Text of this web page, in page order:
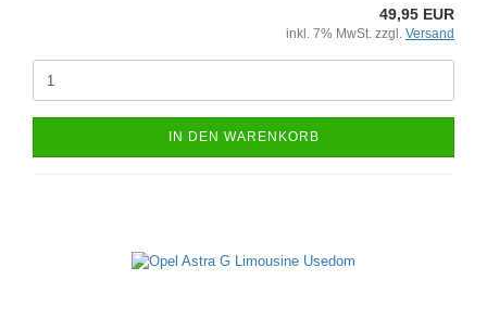
49,95 EUR
inkl. 7% MwSt. zzgl. Versand
IN DEN WARENKORB